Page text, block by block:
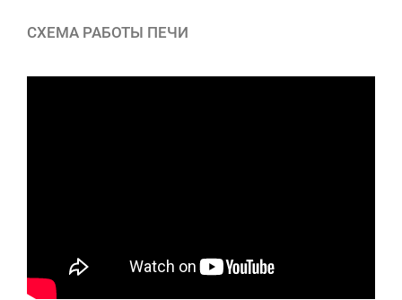
СХЕМА РАБОТЫ ПЕЧИ